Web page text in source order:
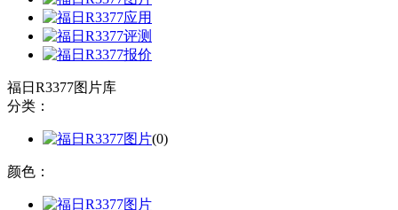
福日R3377图片库
分类：
(0)
颜色：